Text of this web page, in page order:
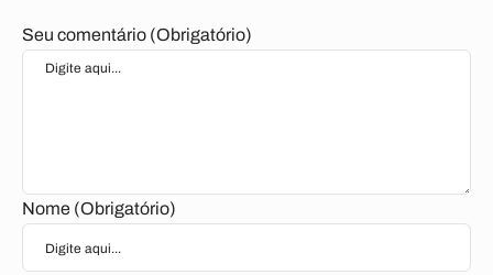
Seu comentário (Obrigatório)
Nome (Obrigatório)